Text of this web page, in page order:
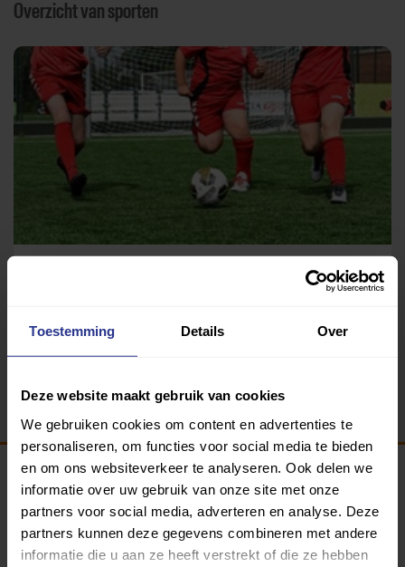
Toestemming Details Over
Deze website maakt gebruik van cookies
We gebruiken cookies om content en advertenties te
personaliseren, om functies voor social media te bieden
en om ons websiteverkeer te analyseren. Ook delen we
informatie over uw gebruik van onze site met onze
partners voor social media, adverteren en analyse. Deze
partners kunnen deze gegevens combineren met andere
informatie die u aan ze heeft verstrekt of die ze hebben
Overzicht van sporten
Programma van: